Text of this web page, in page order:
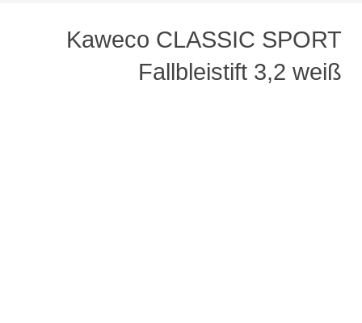
Kaweco CLASSIC SPORT
Fallbleistift 3,2 weiß